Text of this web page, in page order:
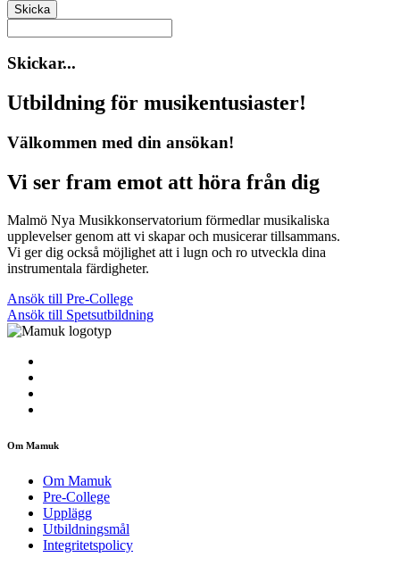
Skicka
Skickar...
Utbildning för musikentusiaster!
Välkommen med din ansökan!
Vi ser fram emot att höra från dig
Malmö Nya Musikkonservatorium förmedlar musikaliska
upplevelser genom att vi skapar och musicerar tillsammans.
Vi ger dig också möjlighet att i lugn och ro utveckla dina
instrumentala färdigheter.
Ansök till Pre-College
Ansök till Spetsutbildning
Om Mamuk
Om Mamuk
Pre-College
Upplägg
Utbildningsmål
Integritetspolicy